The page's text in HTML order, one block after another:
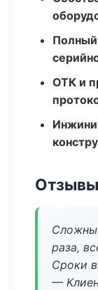
Полный
ОТК и
Отзывы
раза,
Сроки
—